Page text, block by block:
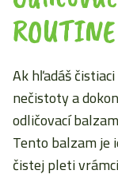
Ak hľadáš
nečistoty a
odličovací
Tento balzam je
čistej pleti